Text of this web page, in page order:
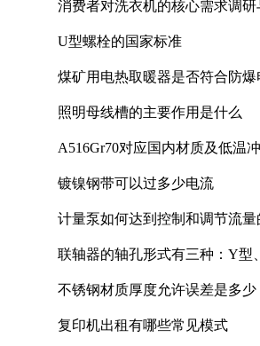
消费者对洗衣机的核心需求调研
U型螺栓的国家标准
煤矿用电热取暖器是否符合防
照明母线槽的主要作用是什么
A516Gr70对应国内材质及低温
镀镍钢带可以过多少电流
计量泵如何达到控制和调节流量
联轴器的轴孔形式有三种：Y型
不锈钢材质厚度允许误差是多少
复印机出租有哪些常见模式